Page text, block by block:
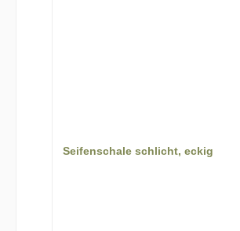
Seifenschale schlicht, eckig